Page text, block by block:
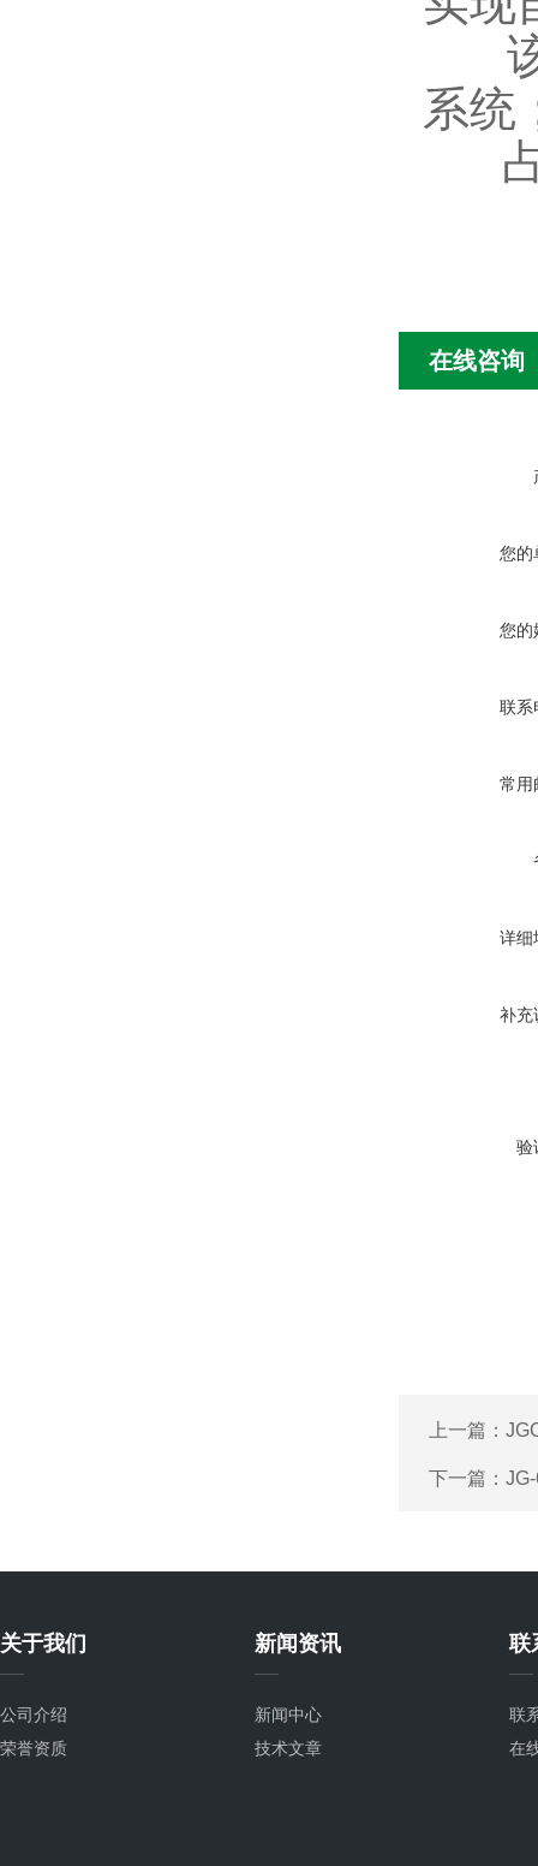
系统
在线咨询
您的
您的
联系
常用
详细
补充
验
上一篇：
下一篇：
关于我们
公司介绍
荣誉资质
新闻资讯
新闻中心
技术文章
联
联
在